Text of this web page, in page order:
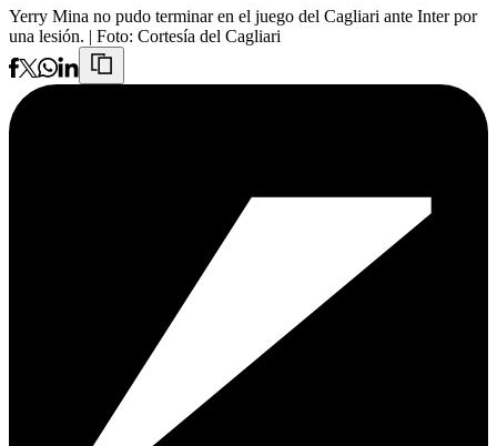
Yerry Mina no pudo terminar en el juego del Cagliari ante Inter por
una lesión. | Foto: Cortesía del Cagliari